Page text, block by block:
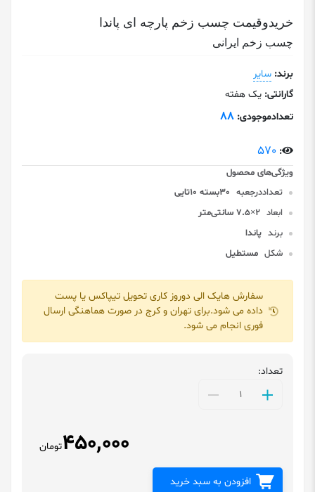
خریدوقیمت چسب زخم پارچه ای پاندا
چسب زخم ایرانی
برند: سایر
گارانتی: یک هفته
تعدادموجودی: 88
:
570
تعداددرجعبه 30بسته 10تایی
ابعاد ۲×۷.۵ سانتی‌متر
برند پاندا
شکل مستطیل
سفارش هایک الی دوروز کاری تحویل تیپاکس یا پست
داده می شود.برای تهران و کرج در صورت هماهنگی ارسال
فوری انجام می شود.
تعداد:
450,000تومان
افزودن به سبد خرید